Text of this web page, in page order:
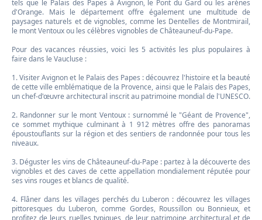
tels que le Palais des Papes à Avignon, le Pont du Gard ou les arènes
d'Orange. Mais le département offre également une multitude de
paysages naturels et de vignobles, comme les Dentelles de Montmirail,
le mont Ventoux ou les célèbres vignobles de Châteauneuf-du-Pape.
Pour des vacances réussies, voici les 5 activités les plus populaires à
faire dans le Vaucluse :
1. Visiter Avignon et le Palais des Papes : découvrez l'histoire et la beauté
de cette ville emblématique de la Provence, ainsi que le Palais des Papes,
un chef-d'œuvre architectural inscrit au patrimoine mondial de l'UNESCO.
2. Randonner sur le mont Ventoux : surnommé le "Géant de Provence",
ce sommet mythique culminant à 1 912 mètres offre des panoramas
époustouflants sur la région et des sentiers de randonnée pour tous les
niveaux.
3. Déguster les vins de Châteauneuf-du-Pape : partez à la découverte des
vignobles et des caves de cette appellation mondialement réputée pour
ses vins rouges et blancs de qualité.
4. Flâner dans les villages perchés du Luberon : découvrez les villages
pittoresques du Luberon, comme Gordes, Roussillon ou Bonnieux, et
profitez de leurs ruelles typiques, de leur patrimoine architectural et de